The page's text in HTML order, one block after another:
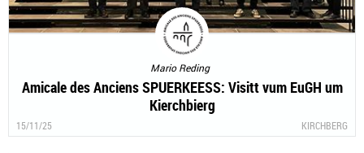
Mario Reding
Amicale des Anciens SPUERKEESS: Visitt vum EuGH um
Kierchbierg
15/11/25 KIRCHBERG